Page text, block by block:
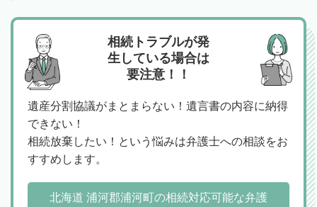
相続トラブルが発
生している場合は
要注意！！
遺産分割協議がまとまらない！遺言書の内容に納得
できない！
相続放棄したい！という悩みは弁護士への相談をお
すすめします。
北海道 浦河郡浦河町の相続対応可能な弁護